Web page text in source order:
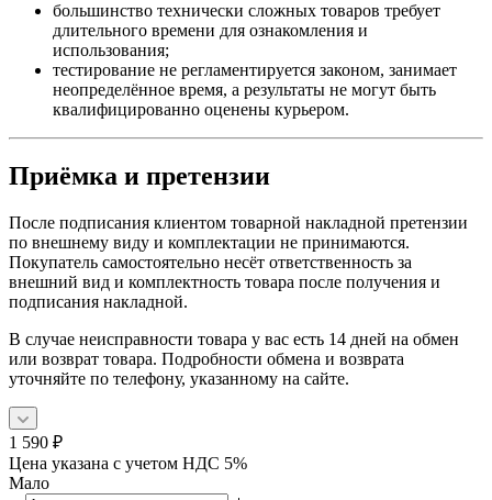
большинство технически сложных товаров требует
длительного времени для ознакомления и
использования;
тестирование не регламентируется законом, занимает
неопределённое время, а результаты не могут быть
квалифицированно оценены курьером.
Приёмка и претензии
После подписания клиентом товарной накладной претензии
по внешнему виду и комплектации не принимаются.
Покупатель самостоятельно несёт ответственность за
внешний вид и комплектность товара после получения и
подписания накладной.
В случае неисправности товара у вас есть 14 дней на обмен
или возврат товара. Подробности обмена и возврата
уточняйте по телефону, указанному на сайте.
1 590 ₽
Цена указана с учетом НДС 5%
Мало